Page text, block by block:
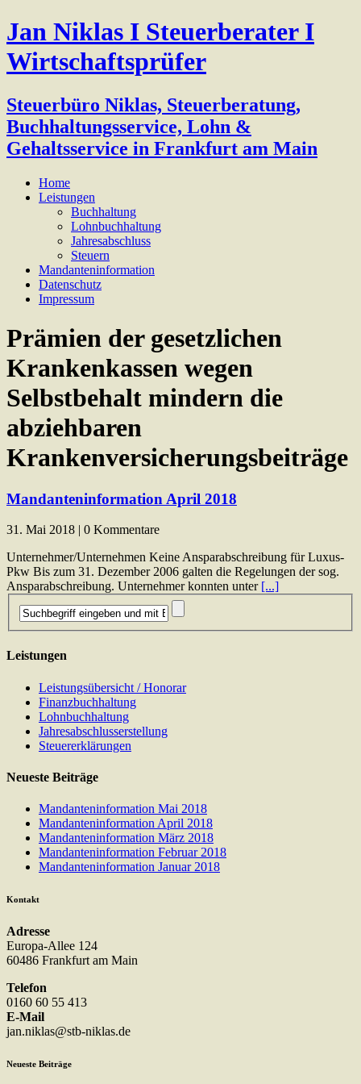
Jan Niklas I Steuerberater I
Wirtschaftsprüfer
Steuerbüro Niklas, Steuerberatung,
Buchhaltungsservice, Lohn &
Gehaltsservice in Frankfurt am Main
Home
Leistungen
Buchhaltung
Lohnbuchhaltung
Jahresabschluss
Steuern
Mandanteninformation
Datenschutz
Impressum
Prämien der gesetzlichen
Krankenkassen wegen
Selbstbehalt mindern die
abziehbaren
Krankenversicherungsbeiträge
Mandanteninformation April 2018
31. Mai 2018 | 0 Kommentare
Unternehmer/Unternehmen Keine Ansparabschreibung für Luxus-
Pkw Bis zum 31. Dezember 2006 galten die Regelungen der sog.
Ansparabschreibung. Unternehmer konnten unter [...]
Leistungen
Leistungsübersicht / Honorar
Finanzbuchhaltung
Lohnbuchhaltung
Jahresabschlusserstellung
Steuererklärungen
Neueste Beiträge
Mandanteninformation Mai 2018
Mandanteninformation April 2018
Mandanteninformation März 2018
Mandanteninformation Februar 2018
Mandanteninformation Januar 2018
Kontakt
Adresse
Europa-Allee 124
60486 Frankfurt am Main
Telefon
0160 60 55 413
E-Mail
jan.niklas@stb-niklas.de
Neueste Beiträge